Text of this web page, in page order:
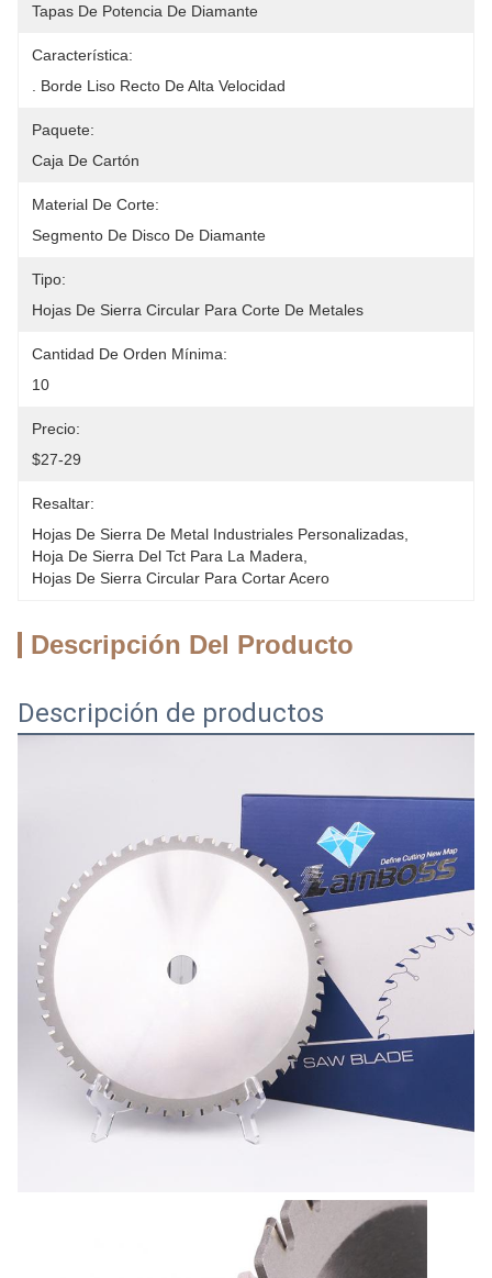
Tapas De Potencia De Diamante
Característica:
. Borde Liso Recto De Alta Velocidad
Paquete:
Caja De Cartón
Material De Corte:
Segmento De Disco De Diamante
Tipo:
Hojas De Sierra Circular Para Corte De Metales
Cantidad De Orden Mínima:
10
Precio:
$27-29
Resaltar:
Hojas De Sierra De Metal Industriales Personalizadas
Hoja De Sierra Del Tct Para La Madera
Hojas De Sierra Circular Para Cortar Acero
Descripción Del Producto
Descripción de productos